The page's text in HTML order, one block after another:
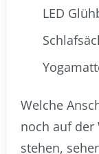
LED
Welche
noch auf
stehen,